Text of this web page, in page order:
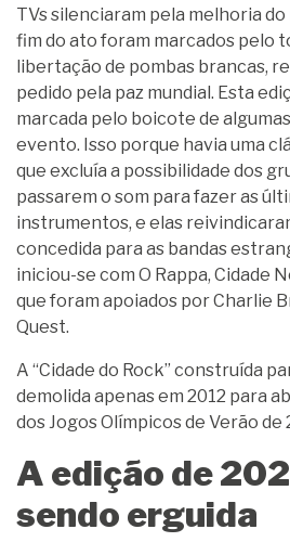
TVs silenciaram pela melhoria do
fim do ato foram marcados pelo
libertação de pombas brancas,
pedido pela paz mundial. Esta
marcada pelo boicote de
evento. Isso porque havia uma
que excluía a possibilidade dos
passarem o som para fazer as
instrumentos, e elas
concedida para as bandas
iniciou-se com O Rappa, Cidade
que foram apoiados por Charlie
Quest.
A “Cidade do Rock” construída
demolida apenas em 2012 para
dos Jogos Olímpicos de Verão de
A edição de
sendo erguida